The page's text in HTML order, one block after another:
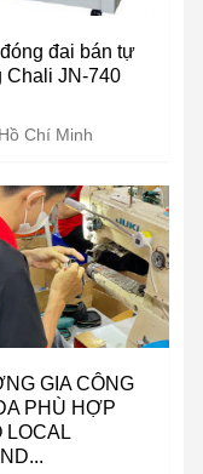
đai bán tự
Chali JN-740
Chí Minh
GIA CÔNG
PHÙ HỢP
LOCAL